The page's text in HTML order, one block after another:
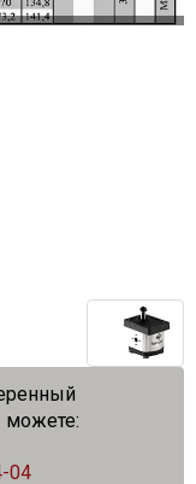
можете:
04